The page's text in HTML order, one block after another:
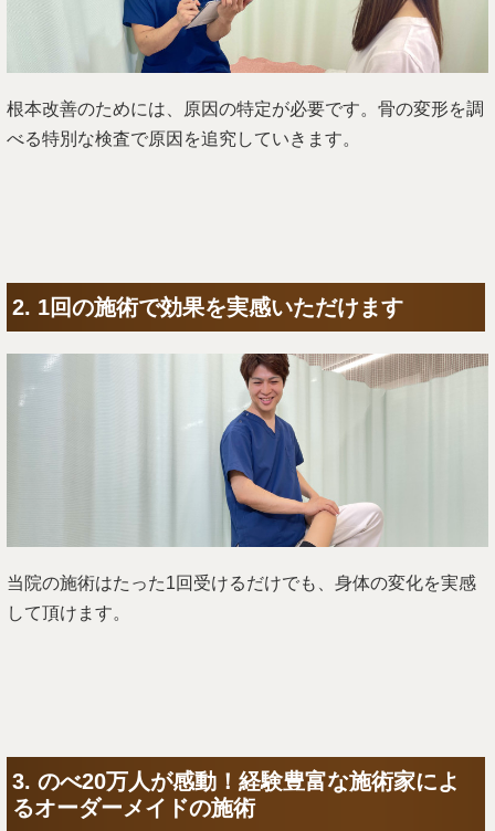
根本改善のためには、原因の特定が必要です。骨の変形を調
べる特別な検査で原因を追究していきます。
2. 1回の施術で効果を実感いただけます
当院の施術はたった1回受けるだけでも、身体の変化を実感
して頂けます。
3. のべ20万人が感動！経験豊富な施術家によ
るオーダーメイドの施術